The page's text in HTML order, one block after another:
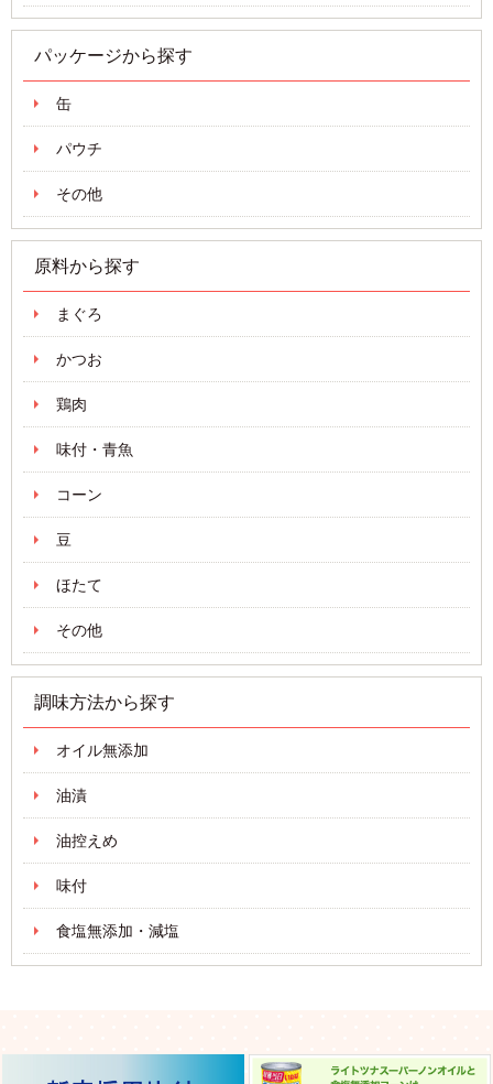
パッケージから探す
缶
パウチ
その他
原料から探す
まぐろ
かつお
鶏肉
味付・青魚
コーン
豆
ほたて
その他
調味方法から探す
オイル無添加
油漬
油控えめ
味付
食塩無添加・減塩